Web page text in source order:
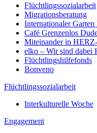
Flüchtlingssozialarbeit
Migrationsberatung
Internationaler Garten
Café Grenzenlos
Miteinander in
elko – Wir sind dabei
Flüchtlingshilfefonds
Bonveno
Flüchtlingssozialarbeit
Interkulturelle Woche
Engagement